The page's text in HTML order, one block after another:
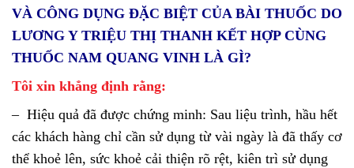
VÀ CÔNG DỤNG ĐẶC BIỆT CỦA BÀI THUỐC DO
LƯƠNG Y TRIỆU THỊ THANH KẾT HỢP CÙNG
THUỐC NAM QUANG VINH LÀ GÌ?
Tôi xin khẳng định rằng:
– Hiệu quả đã được chứng minh: Sau liệu trình, hầu hết
các khách hàng chỉ cần sử dụng từ vài ngày là đã thấy cơ
thể khoẻ lên, sức khoẻ cải thiện rõ rệt, kiên trì sử dụng